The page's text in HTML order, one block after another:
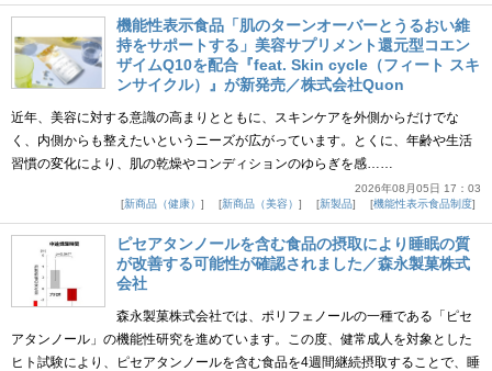
機能性表示食品「肌のターンオーバーとうるおい維
持をサポートする」美容サプリメント還元型コエン
ザイムQ10を配合『feat. Skin cycle（フィート スキ
ンサイクル）』が新発売／株式会社Quon
近年、美容に対する意識の高まりとともに、スキンケアを外側からだけでな
く、内側からも整えたいというニーズが広がっています。とくに、年齢や生活
習慣の変化により、肌の乾燥やコンディションのゆらぎを感……
2026年08月05日 17：03
新商品（健康）
新商品（美容） 新製品 機能性表示食品制度
ピセアタンノールを含む食品の摂取により睡眠の質
が改善する可能性が確認されました／森永製菓株式
会社
森永製菓株式会社では、ポリフェノールの一種である「ピセ
アタンノール」の機能性研究を進めています。この度、健常成人を対象とした
ヒト試験により、ピセアタンノールを含む食品を4週間継続摂取することで、睡